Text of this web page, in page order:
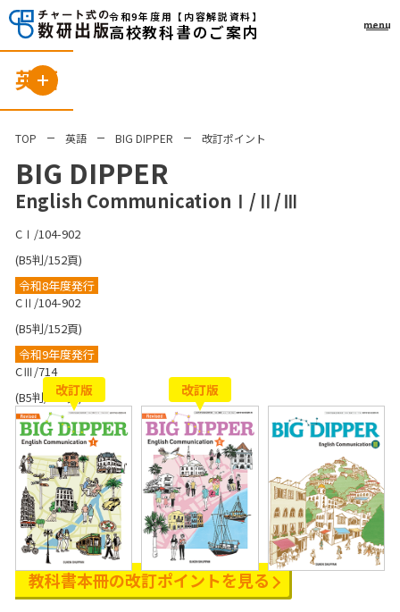
令和9年度用 【内容解説資料】
高校教科書のご案内 menu
英語
TOP 英語 BIG DIPPER 改訂ポイント
BIG DIPPER
English CommunicationⅠ/Ⅱ/Ⅲ
CⅠ/104-902
(B5判/152頁)
令和8年度発行
CⅡ/104-902
(B5判/152頁)
令和9年度発行
CⅢ/714
(B5判/128頁)
教科書本冊の改訂ポイントを見る
改訂版 改訂版